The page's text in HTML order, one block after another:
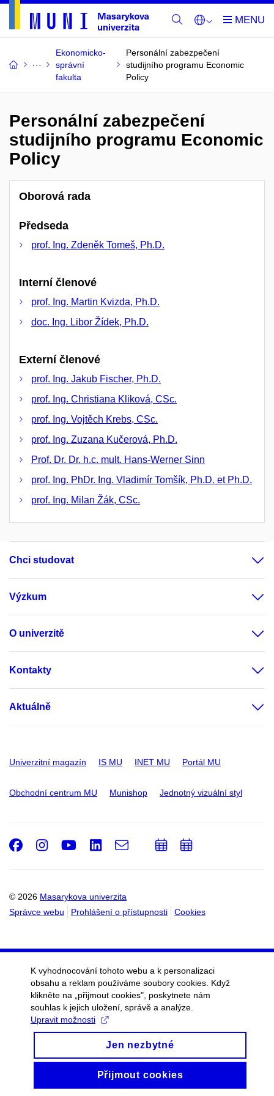
Ekonomicko-
správní
fakulta
Personální zabezpečení
studijního programu Economic
Policy
Personální zabezpečení
studijního programu Economic
Policy
Oborová rada
Předseda
prof. Ing. Zdeněk Tomeš, Ph.D.
Interní členové
prof. Ing. Martin Kvizda, Ph.D.
doc. Ing. Libor Žídek, Ph.D.
Externí členové
prof. Ing. Jakub Fischer, Ph.D.
prof. Ing. Christiana Kliková, CSc.
prof. Ing. Vojtěch Krebs, CSc.
prof. Ing. Zuzana Kučerová, Ph.D.
Prof. Dr. Dr. h.c. mult. Hans-Werner Sinn
prof. Ing. PhDr. Ing. Vladimír Tomšík, Ph.D. et Ph.D.
prof. Ing. Milan Žák, CSc.
Chci studovat
Výzkum
O univerzitě
Kontakty
Aktuálně
Univerzitní magazín IS MU INET MU Portál MU
Obchodní centrum MU Munishop Jednotný vizuální styl
© 2026 Masarykova univerzita
Správce webu
Prohlášení o přístupnosti Cookies
Facebook
Instagram
Youtube
LinkedIn
e-
PřidatPřidat
K vyhodnocování tohoto webu a k personalizaci
obsahu a reklam používáme soubory cookies. Když
klikněte na „přijmout cookies", poskytnete nám
souhlas k jejich uložení, správě a analýze.
Upravit možnosti
Jen nezbytné
Přijmout cookies